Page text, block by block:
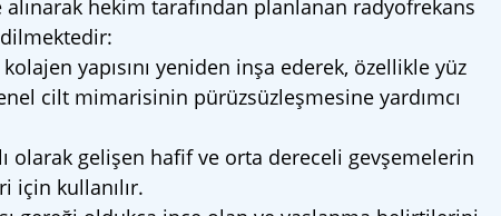
hekim tarafından planlanan radyofrekans
yapısını yeniden inşa ederek, özellikle yüz
cilt mimarisinin pürüzsüzleşmesine yardımcı
olarak gelişen hafif ve orta dereceli gevşemelerin
için kullanılır.